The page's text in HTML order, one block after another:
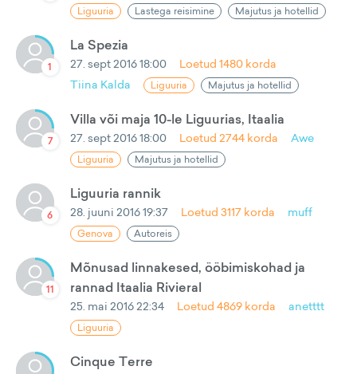
Liguuria Lastega reisimine Majutus ja hotellid
1
La Spezia
27. sept 2016 18:00 Loetud 1480 korda
Tiina Kalda
Liguuria Majutus ja hotellid
7
Villa või maja 10-le Liguurias, Itaalia
27. sept 2016 18:00 Loetud 2744 korda Awe
Liguuria Majutus ja hotellid
6
Liguuria rannik
28. juuni 2016 19:37 Loetud 3117 korda muff
Genova Autoreis
11
Mõnusad linnakesed, ööbimiskohad ja
rannad Itaalia Rivieral
25. mai 2016 22:34 Loetud 4869 korda anetttt
Liguuria
Cinque Terre